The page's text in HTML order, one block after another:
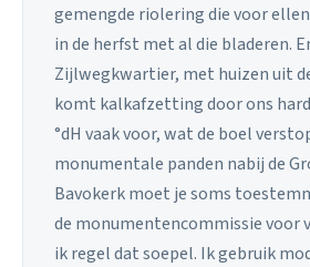
gemengde riolering die voor
in de herfst met al die bladeren.
Zijlwegkwartier, met huizen uit
komt kalkafzetting door ons
°dH vaak voor, wat de boel
monumentale panden nabij de
Bavokerk moet je soms
de monumentencommissie voor
ik regel dat soepel. Ik gebruik